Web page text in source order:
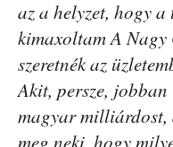
az a helyzet, hogy a
kimaxoltam A Nagy
szeretnék az
Akit, persze,
magyar milliárdost,
meg neki, hogy